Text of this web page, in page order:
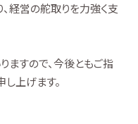
経営の舵取りを力強く支
ますので、今後ともご指
上げます。